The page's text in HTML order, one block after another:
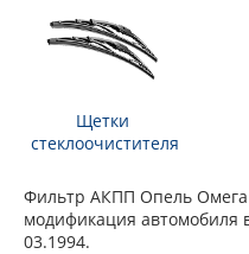
Щетки
стеклоочистителя
Фильтр АКПП Опель Омега
модификация автомобиля
03.1994.